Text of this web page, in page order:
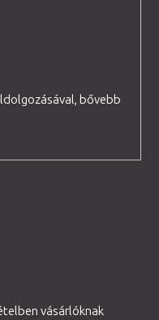
bővebb
vásárlóknak